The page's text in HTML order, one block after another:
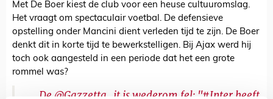
Met De Boer kiest de club voor een heuse cultuuromslag.
Het vraagt om spectaculair voetbal. De defensieve
opstelling onder Mancini dient verleden tijd te zijn. De Boer
denkt dit in korte tijd te bewerkstelligen. Bij Ajax werd hij
toch ook aangesteld in een periode dat het een grote
rommel was?
De @Gazzetta_it is wederom fel: "#Interheeft